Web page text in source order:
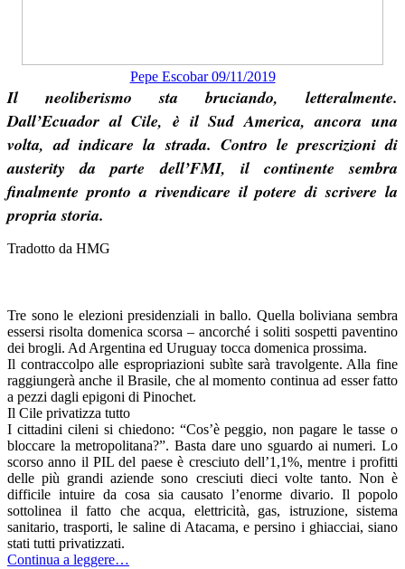
Pepe Escobar 09/11/2019
Il neoliberismo sta bruciando, letteralmente.
Dall’Ecuador al Cile, è il Sud America, ancora una
volta, ad indicare la strada. Contro le prescrizioni di
austerity da parte dell’FMI, il continente sembra
finalmente pronto a rivendicare il potere di scrivere la
propria storia.
Tradotto da HMG
Tre sono le elezioni presidenziali in ballo. Quella boliviana sembra
essersi risolta domenica scorsa – ancorché i soliti sospetti paventino
dei brogli. Ad Argentina ed Uruguay tocca domenica prossima.
Il contraccolpo alle espropriazioni subìte sarà travolgente. Alla fine
raggiungerà anche il Brasile, che al momento continua ad esser fatto
a pezzi dagli epigoni di Pinochet.
Il Cile privatizza tutto
I cittadini cileni si chiedono: “Cos’è peggio, non pagare le tasse o
bloccare la metropolitana?”. Basta dare uno sguardo ai numeri. Lo
scorso anno il PIL del paese è cresciuto dell’1,1%, mentre i profitti
delle più grandi aziende sono cresciuti dieci volte tanto. Non è
difficile intuire da cosa sia causato l’enorme divario. Il popolo
sottolinea il fatto che acqua, elettricità, gas, istruzione, sistema
sanitario, trasporti, le saline di Atacama, e persino i ghiacciai, siano
stati tutti privatizzati.
Continua a leggere…